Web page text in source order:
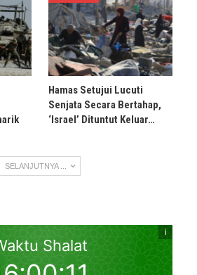
Hamas Setujui Lucuti
Senjata Secara Bertahap,
‘Israel’ Dituntut Keluar…
SELANJUTNYA ...